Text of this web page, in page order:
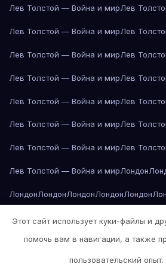
Лев Толстой — Война и мирЛев
Лев Толстой — Война и мирЛев
Лев Толстой — Война и мирЛев
Лев Толстой — Война и мирЛев
Лев Толстой — Война и мирЛев
Лев Толстой — Война и мирЛев
Лев Толстой — Война и мирЛев
Лев Толстой — Война и мирЛондон
ЛондонЛондонЛондонЛондонЛондон
Лондон Лондон Лос-Анджелес Лос-
Лос-АнджелесЛос-АнджелесЛос-
Лос-АнджелесЛос-
Этот сайт использует куки-файлы и
помочь вам в навигации, а также
пользовательский опыт.